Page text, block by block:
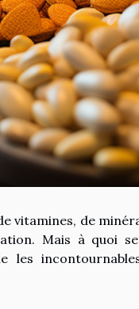
vitamines, de
Mais à quoi
les